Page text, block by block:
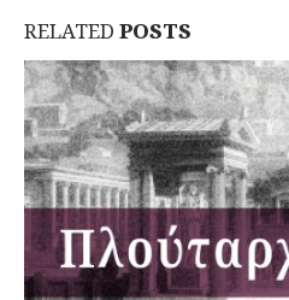
RELATED POSTS